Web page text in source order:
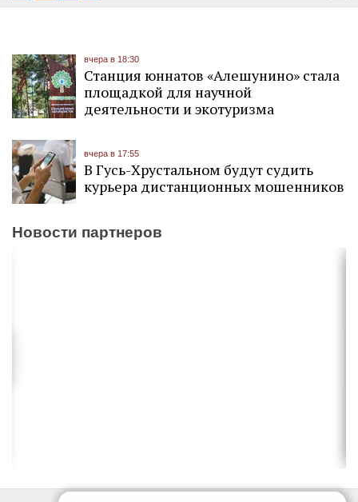
вчера в 18:30
Станция юннатов «Алешунино» стала
площадкой для научной
деятельности и экотуризма
вчера в 17:55
В Гусь-Хрустальном будут судить
курьера дистанционных мошенников
Новости партнеров